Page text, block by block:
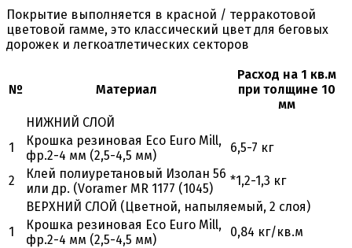
Покрытие выполняется в красной / терракотовой
цветовой гамме, это классический цвет для беговых
дорожек и легкоатлетических секторов
№ Материал
Расход на 1 кв.м
при толщине 10
мм
НИЖНИЙ СЛОЙ
1
Крошка резиновая Eco Euro Mill,
фр.2-4 мм (2,5-4,5 мм)
6,5-7 кг
2
Клей полиуретановый Изолан 56
или др. (Voramer MR 1177 (1045)
*1,2-1,3 кг
ВЕРХНИЙ СЛОЙ (Цветной, напыляемый, 2 слоя)
1
Крошка резиновая Eco Euro Mill,
фр.2-4 мм (2,5-4,5 мм)
0,84 кг/кв.м